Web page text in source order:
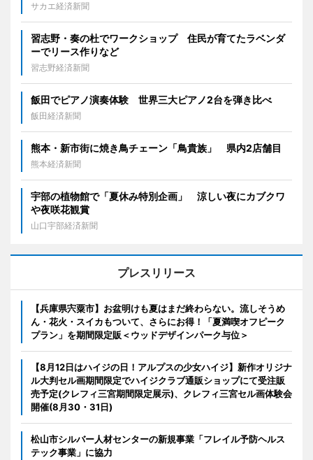
サカエ経済新聞
習志野・奏の杜でワークショップ 住民が育てたラベンダ
ーでリース作りなど
習志野経済新聞
飯田でピアノ演奏体験 世界三大ピアノ2台を弾き比べ
飯田経済新聞
熊本・新市街に焼き鳥チェーン「鳥貴族」 県内2店舗目
熊本経済新聞
宇部の植物館で「夏休み特別企画」 涼しい夜にカブクワ
や夜咲花観賞
山口宇部経済新聞
プレスリリース
【兵庫県宍粟市】お盆明けも夏はまだ終わらない。流しそうめ
ん・花火・スイカもついて、さらにお得！「夏満喫オフピーク
プラン」を期間限定販＜ウッドデザインパーク与位＞
【8月12日はハイジの日！アルプスの少女ハイジ】新作オリジナ
ル大判セル画期間限定でハイジクラブ通販ショップにて受注販
売予定(クレフィ三宮期間限定展示)、クレフィ三宮セル画体験会
開催(8月30・31日)
松山市シルバー人材センターの新規事業「フレイル予防ヘルス
テック事業」に協力